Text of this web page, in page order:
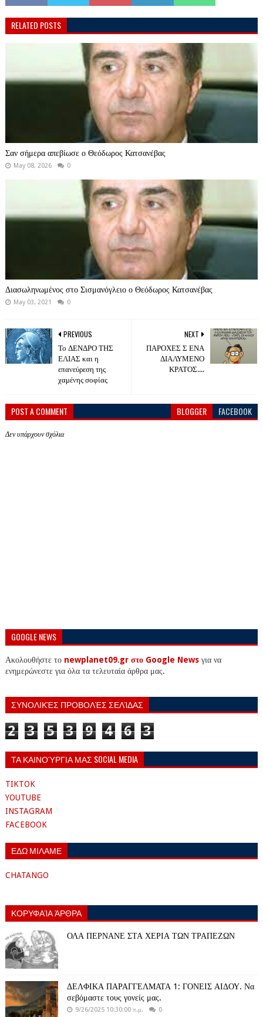
RELATED POSTS
Σαν σήμερα απεβίωσε ο Θεόδωρος Κατσανέβας
May 08, 2026 0
Διασωληνωμένος στο Σισμανόγλειο ο Θεόδωρος Κατσανέβας
May 03, 2021 0
NEXT
ΠΑΡΟΧΕΣ Σ ΕΝΑ
ΔΙΑΛΥΜΕΝΟ
ΚΡΑΤΟΣ....
PREVIOUS
Το ΔΕΝΔΡΟ ΤΗΣ
ΕΛΙΑΣ και η
επανεύρεση της
χαμένης σοφίας
POST A COMMENT BLOGGER FACEBOOK
Δεν υπάρχουν σχόλια
GOOGLE NEWS
Ακολουθήστε το newplanet09.gr στο Google Newsγια να
ενημερώνεστε για όλα τα τελευταία άρθρα μας.
ΣΥΝΟΛΙΚΈΣ ΠΡΟΒΟΛΈΣ ΣΕΛΊΔΑΣ
2 3 5 3 9 4 6 3
ΤΑ ΚΑΙΝΟΎΡΓΙΑ ΜΑΣ SOCIAL MEDIA
TIKTOK
YOUTUBE
INSTAGRAM
FACEBOOK
ΕΔΩ ΜΙΛΑΜΕ
CHATANGO
ΚΟΡΥΦΑΊΑ ΆΡΘΡΑ
ΟΛΑ ΠΕΡΝΑΝΕ ΣΤΑ ΧΕΡΙΑ ΤΩΝ ΤΡΑΠΕΖΩΝ
ΔΕΛΦΙΚΑ ΠΑΡΑΓΓΕΛΜΑΤΑ 1: ΓΟΝΕΙΣ ΑΙΔΟΥ. Να
σεβόμαστε τους γονείς μας.
9/26/2025 10:30:00 π.μ. 0